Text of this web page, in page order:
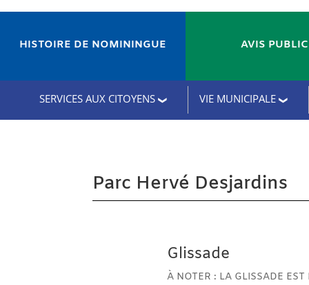
HISTOIRE DE NOMININGUE AVIS
SERVICES AUX CITOYENS
VIE MUNICIPALE
Parc Hervé Desjardins
Glissade
À NOTER : LA GLISSADE